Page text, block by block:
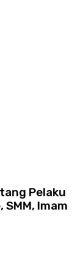
Pelaku
Imam